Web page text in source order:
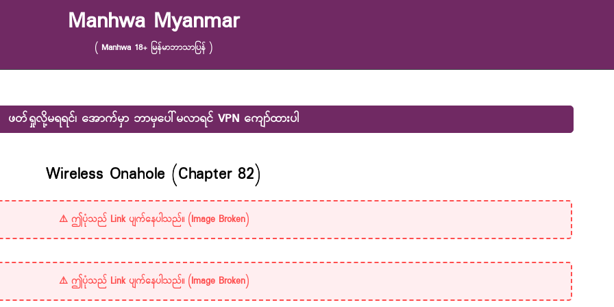
Manhwa Myanmar
( Manhwa 18+ မြန်မာဘာသာပြန် )
ဖတ်ရှုလို့မရရင်၊ အောက်မှာ ဘာမှပေါ်မလာရင် VPN ကျော်ထားပါ
Wireless Onahole (Chapter 82)